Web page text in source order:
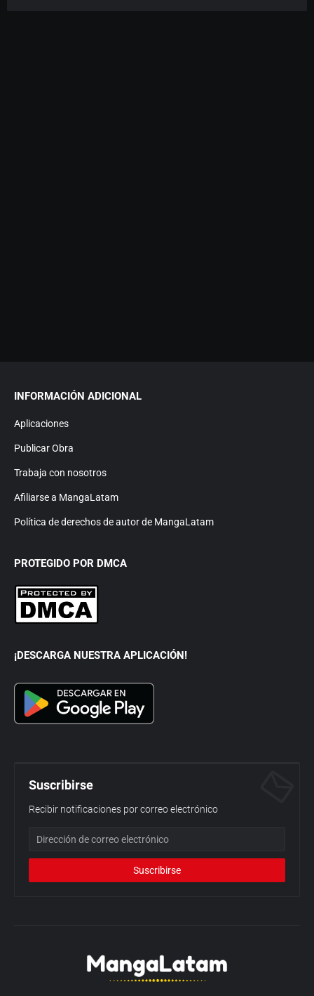
INFORMACIÓN ADICIONAL
Aplicaciones
Publicar Obra
Trabaja con nosotros
Afiliarse a MangaLatam
Política de derechos de autor de MangaLatam
PROTEGIDO POR DMCA
¡DESCARGA NUESTRA APLICACIÓN!
Suscribirse
Recibir notificaciones por correo electrónico